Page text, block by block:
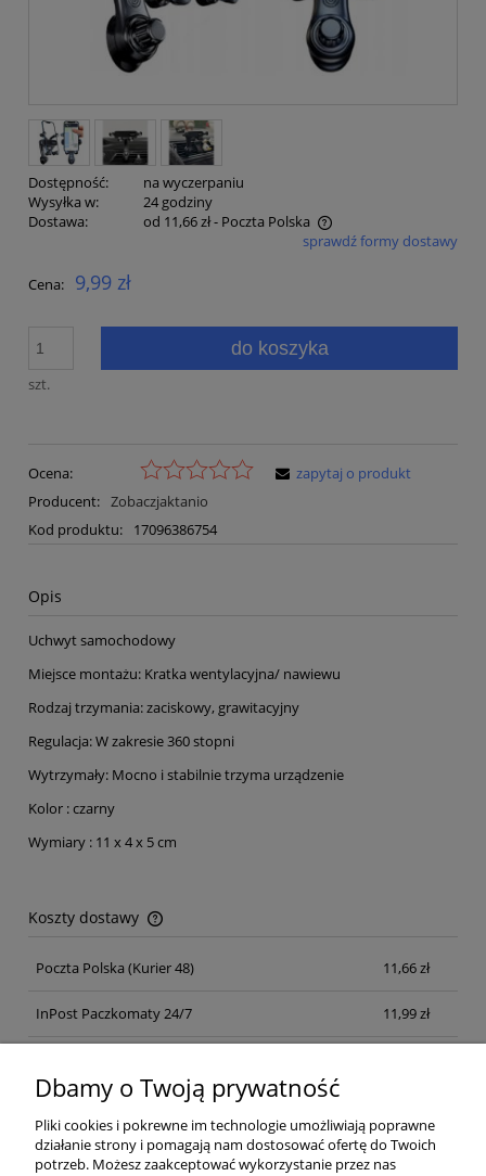
Dostępność:
na wyczerpaniu
Wysyłka w:
24 godziny
Dostawa:
od 11,66 zł- Poczta Polska
Cena nie zawiera ewentualnych kosztów płatnościsprawdź formy dostawy
Cena: 9,99 zł
szt.
do koszyka
Ocena:
Producent: Zobaczjaktanio
Kod produktu:
17096386754
zapytaj o produkt
Opis
Uchwyt samochodowy
Miejsce montażu: Kratka wentylacyjna/ nawiewu
Rodzaj trzymania: zaciskowy, grawitacyjny
Regulacja: W zakresie 360 stopni
Wytrzymały: Mocno i stabilnie trzyma urządzenie
Kolor : czarny
Wymiary : 11 x 4 x 5 cm
Koszty dostawy
Cena nie zawiera ewentualnych kosztów płatności
Poczta Polska (Kurier 48) 11,66 zł
InPost Paczkomaty 24/7 11,99 zł
Dbamy o Twoją prywatność
Pliki cookies i pokrewne im technologie umożliwiają poprawne
działanie strony i pomagają nam dostosować ofertę do Twoich
potrzeb. Możesz zaakceptować wykorzystanie przez nas